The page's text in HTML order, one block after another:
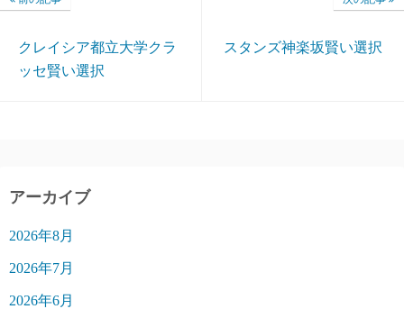
クレイシア都立大学クラ
ッセ賢い選択
スタンズ神楽坂賢い選択
アーカイブ
2026年8月
2026年7月
2026年6月